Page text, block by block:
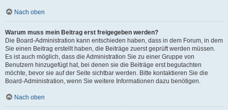
Nach oben
Warum muss mein Beitrag erst freigegeben werden?
Die Board-Administration kann entschieden haben, dass in dem Forum, in dem
Sie einen Beitrag erstellt haben, die Beiträge zuerst geprüft werden müssen.
Es ist auch möglich, dass die Administration Sie zu einer Gruppe von
Benutzern hinzugefügt hat, bei denen sie die Beiträge erst begutachten
möchte, bevor sie auf der Seite sichtbar werden. Bitte kontaktieren Sie die
Board-Administration, wenn Sie weitere Informationen dazu benötigen.
Nach oben